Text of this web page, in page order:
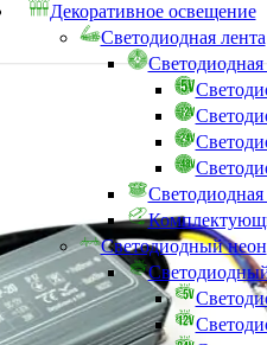
Декоративное освещение
Светодиодная лента
Светодиодный неон